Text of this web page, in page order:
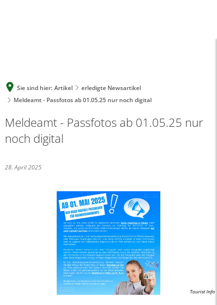
Sie sind hier: Artikel
erledigte Newsartikel
Meldeamt - Passfotos ab 01.05.25 nur noch digital
Meldeamt - Passfotos ab 01.05.25 nur
noch digital
28. April 2025
Tourist Info